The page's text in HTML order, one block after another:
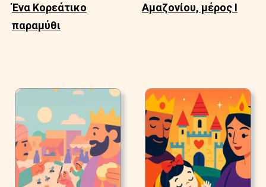
Ένα Κορεάτικο
παραμύθι
Αμαζονίου, μέρος Ι